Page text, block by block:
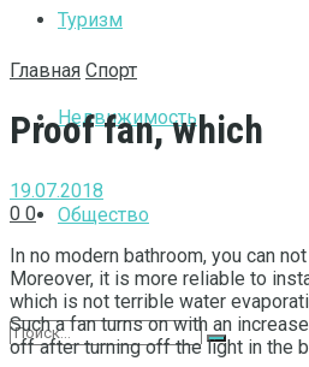
Туризм
Недвижимость
Общество
Главная Спорт
Proof fan, which
19.07.2018
0 0
In no modern bathroom, you can
Moreover, it is more reliable to
which is not terrible water
Such a fan turns on with an
off after turning off the light in the